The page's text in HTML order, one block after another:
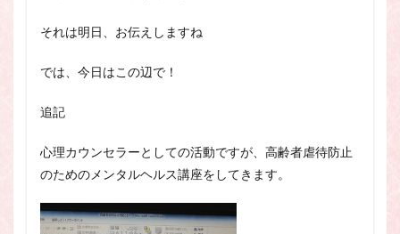
それは明日、お伝えしますね
では、今日はこの辺で！
追記
心理カウンセラーとしての活動ですが、高齢者虐待防止
のためのメンタルヘルス講座をしてきます。